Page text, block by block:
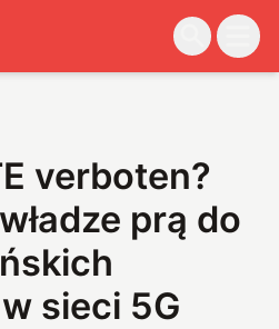
verboten?
prą do
sieci 5G